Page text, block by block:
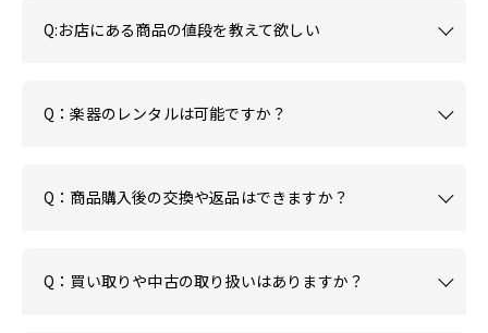
Q:お店にある商品の値段を教えて欲しい
Q：楽器のレンタルは可能ですか？
Q：商品購入後の交換や返品はできますか？
Q：買い取りや中古の取り扱いはありますか？